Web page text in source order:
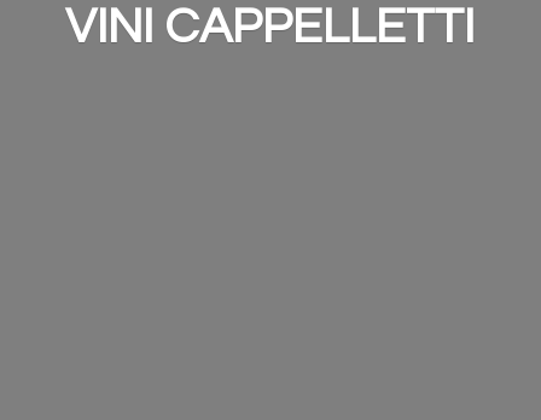
VINI CAPPELLETTI